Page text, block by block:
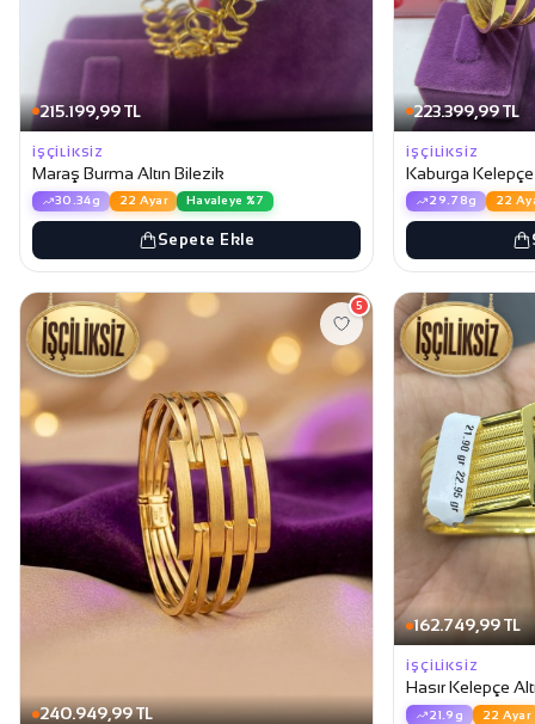
215.199,99 TL
İŞÇILIKSIZ
Maraş Burma Altın Bilezik
30.34g 22 Ayar Havaleye %7
Sepete Ekle
223.399,99 TL
İŞÇILIKSIZ
Kaburga
29.78g 22
240.949,99 TL
5
162.749,99 TL
İŞÇILIKSIZ
Hasır Kelepçe
21.9g 22 Ayar